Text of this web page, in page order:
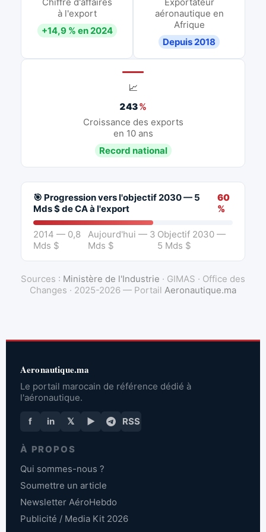
à l'export
+14,9 % en 2024
aéronautique en
Afrique
Depuis 2018
📈
243%
Croissance des exports
en 10 ans
Record national
🎯 Progression vers l'objectif 2030 — 5
Mds $ de CA à l'export
60
%
2014 — 0,8
Mds $
Aujourd'hui — 3
Mds $
Objectif 2030 —
5 Mds $
Sources : Ministère de l'Industrie · GIMAS · Office des
Changes · 2025-2026 — Portail Aeronautique.ma
Aeronautique.ma
Le portail marocain de référence dédié à
l'aéronautique.
f in 𝕏 ▶ RSS
À PROPOS
Qui sommes-nous ?
Soumettre un article
Newsletter AéroHebdo
Publicité / Media Kit 2026